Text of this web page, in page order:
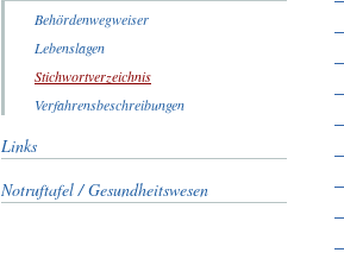
Behördenwegweiser
Lebenslagen
Stichwortverzeichnis
Verfahrensbeschreibungen
Links
Notruftafel / Gesundheitswesen